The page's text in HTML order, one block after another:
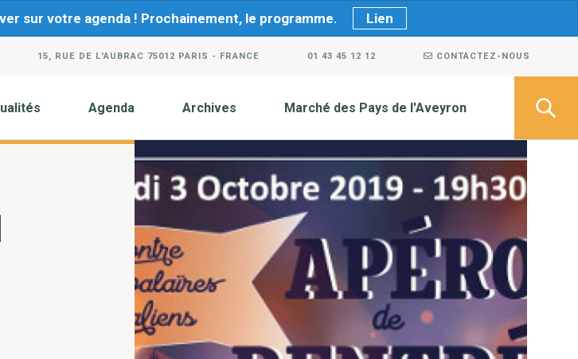
sur votre agenda ! Prochainement, le programme. Lien
15, RUE DE L'AUBRAC 75012 PARIS - FRANCE 01 43 45 12 12 CONTACTEZ-NOUS
Agenda Archives Marché des Pays de l'Aveyron